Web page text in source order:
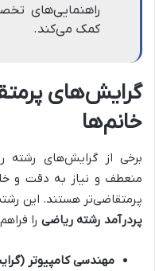
راهنمایی‌های
کمک می‌کند.
گرایش‌های
خانم‌ها
برخی از گرایش‌های رشته
منعطف و نیاز به دقت و
پرمتقاضی‌تر هستند. این
پردرآمد رشته ریاضی را
مهندسی کامپیوتر